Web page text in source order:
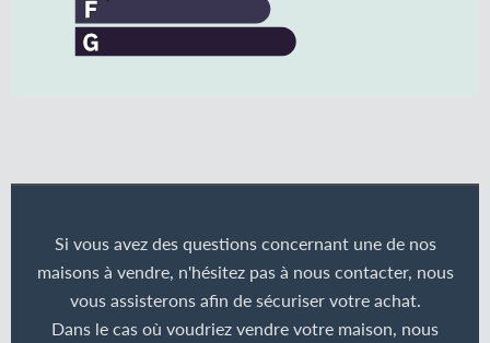
Si vous avez des questions concernant une de nos
maisons à vendre, n'hésitez pas à nous contacter, nous
vous assisterons afin de sécuriser votre achat.
Dans le cas où voudriez vendre votre maison, nous